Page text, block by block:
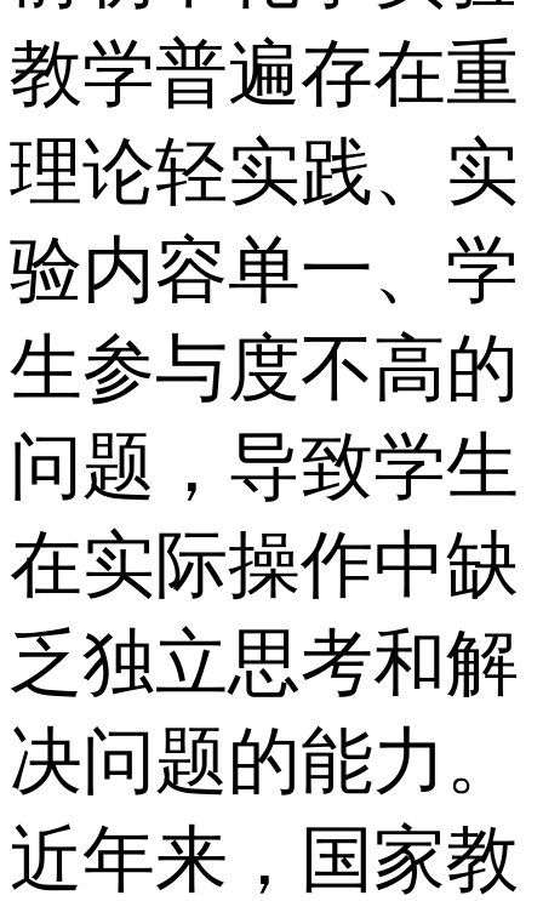
教学普遍存在重
理论轻实践、实
验内容单一、学
生参与度不高的
问题，导致学生
在实际操作中缺
乏独立思考和解
决问题的能力。
近年来，国家教